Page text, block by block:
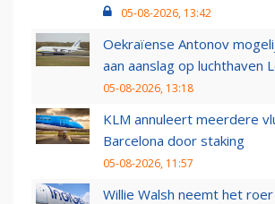
05-08-2026, 13:42
Oekraïense Antonov
aan aanslag op luchthaven
05-08-2026, 13:18
KLM annuleert meerdere
Barcelona door staking
05-08-2026, 11:57
Willie Walsh neemt het